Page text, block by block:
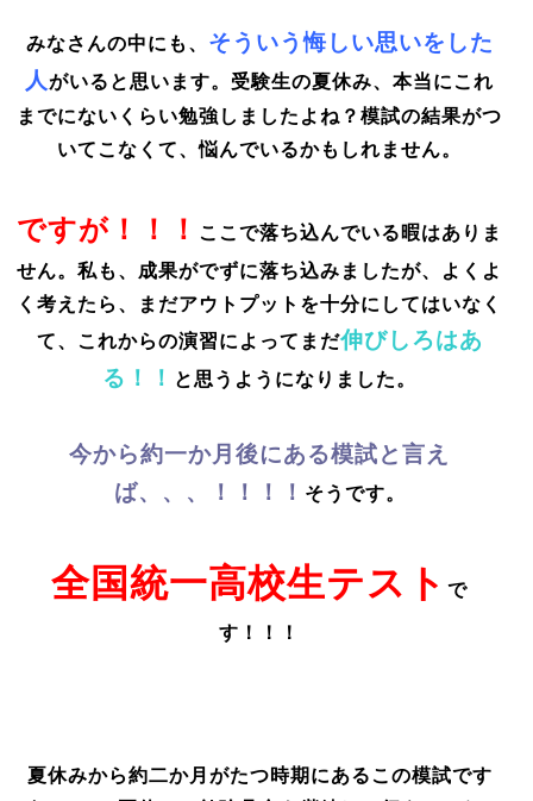
みなさんの中にも、 そういう悔しい思いをした
人がいると思います。受験生の夏休み、本当にこれ
までにないくらい勉強しましたよね？模試の結果がつ
いてこなくて、悩んでいるかもしれません。
ですが！！！
ここで落ち込んでいる暇はありま
せん。私も、成果がでずに落ち込みましたが、よくよ
く考えたら、まだアウトプットを十分にしてはいなく
て、これからの演習によってまだ伸びしろはあ
る！！ と思うようになりました。
今から約一か月後にある模試と言え
ば、、、！！！！ そうです。
全国統一高校生テストで
す！！！
夏休みから約二か月がたつ時期にあるこの模試です